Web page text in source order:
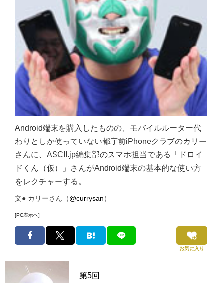
Android端末を購入したものの、モバイルルーター代
わりとしか使っていない都庁前iPhoneクラブのカリー
さんに、ASCII.jp編集部のスマホ担当である「ドロイ
ドくん（仮）」さんがAndroid端末の基本的な使い方
をレクチャーする。
文● カリーさん（@currysan）
[PC表示へ]
お気に入り
第5回